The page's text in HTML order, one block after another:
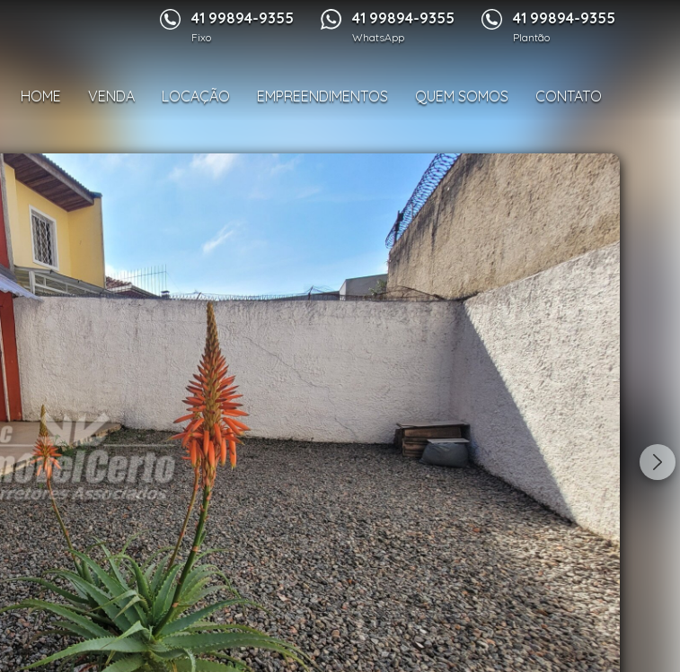
41 99894-9355
Fixo
41 99894-9355
WhatsApp
41 99894-9355
Plantão
HOME VENDA LOCAÇÃO EMPREENDIMENTOS QUEM SOMOS CONTATO
NEXT